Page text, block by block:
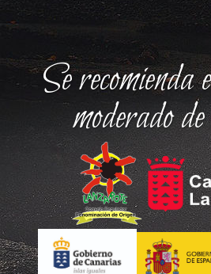
Se recomienda
moderado